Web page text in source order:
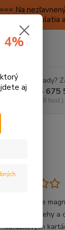
Na
, ktoré
KONTAKTY
Neviete si rady?
+421 905 675
(Po-Pia, 9-18 hod.)
Tieto krásne
vlastné príbehy
obrázkových
4%
aj